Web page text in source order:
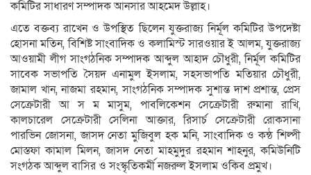
কমিটির সাধারণ সম্পাদক আনসার আহমেদ উল্লাহ।
এতে বক্তব্য রাখেন ও উপস্থিত ছিলেন যুক্তরাজ্য নির্মূল কমিটির উপদেষ্টা
হোসনা মতিন, বিশিষ্ট সাংবাদিক ও কলামিস্ট সারওয়ার ই আলম, যুক্তরাজ্য
আওয়ামী লীগ সাংগঠনিক সম্পাদক আব্দুল আহাদ চৌধুরী, নির্মূল কমিটির
সাবেক সভাপতি সৈয়দ এনামুল ইসলাম, সহসভাপতি মতিয়ার চৌধুরী,
জামাল খান, নাজমা রহমান, সাংগঠনিক সম্পাদক সুশান্ত দাশ প্রশান্ত, প্রেস
সেক্রেটারী আ স ম মাসুম, পাবলিকেশন সেক্রেটারী রুমানা রাখি,
কালচারেল সেক্রেটারী সেলিনা আক্তার, রিসার্চ সেক্রেটারী রোকসানা
পারভিন জোসনা, জাসদ নেতা মুজিবুল হক মনি, সাংবাদিক ও কন্ঠ শিল্পী
মোস্তফা কামাল মিলন, জাসদ নেতা মাহমুদুর রহমান শাহনুর, কমিউনিটি
সংগঠক আব্দুল বাসির ও সংস্কৃতিকর্মী নজরুল ইসলাম ওকিব প্রমুখ।